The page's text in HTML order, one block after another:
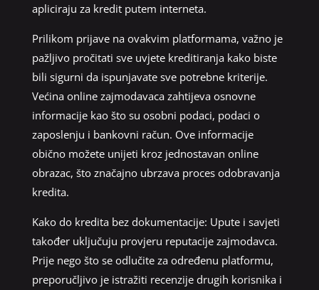
apliciraju za kredit putem interneta.
Prilikom prijave na ovakvim platformama, važno je
pažljivo pročitati sve uvjete kreditiranja kako biste
bili sigurni da ispunjavate sve potrebne kriterije.
Većina online zajmodavaca zahtijeva osnovne
informacije kao što su osobni podaci, podaci o
zaposlenju i bankovni račun. Ove informacije
obično možete unijeti kroz jednostavan online
obrazac, što značajno ubrzava proces odobravanja
kredita.
Kako do kredita bez dokumentacije: Upute i savjeti
također uključuju provjeru reputacije zajmodavca.
Prije nego što se odlučite za određenu platformu,
preporučljivo je istražiti recenzije drugih korisnika i